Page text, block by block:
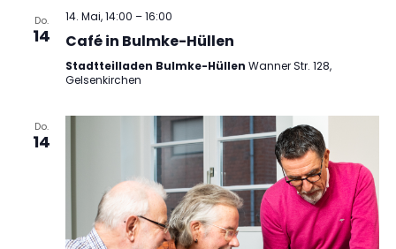
Do.
14
14. Mai, 14:00 –16:00
Café in Bulmke-Hüllen
Stadtteilladen Bulmke-Hüllen Wanner Str. 128,
Gelsenkirchen
Do.
14